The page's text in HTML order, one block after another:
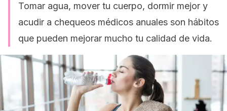
Tomar agua, mover tu cuerpo, dormir mejor y
acudir a chequeos médicos anuales son hábitos
que pueden mejorar mucho tu calidad de vida.